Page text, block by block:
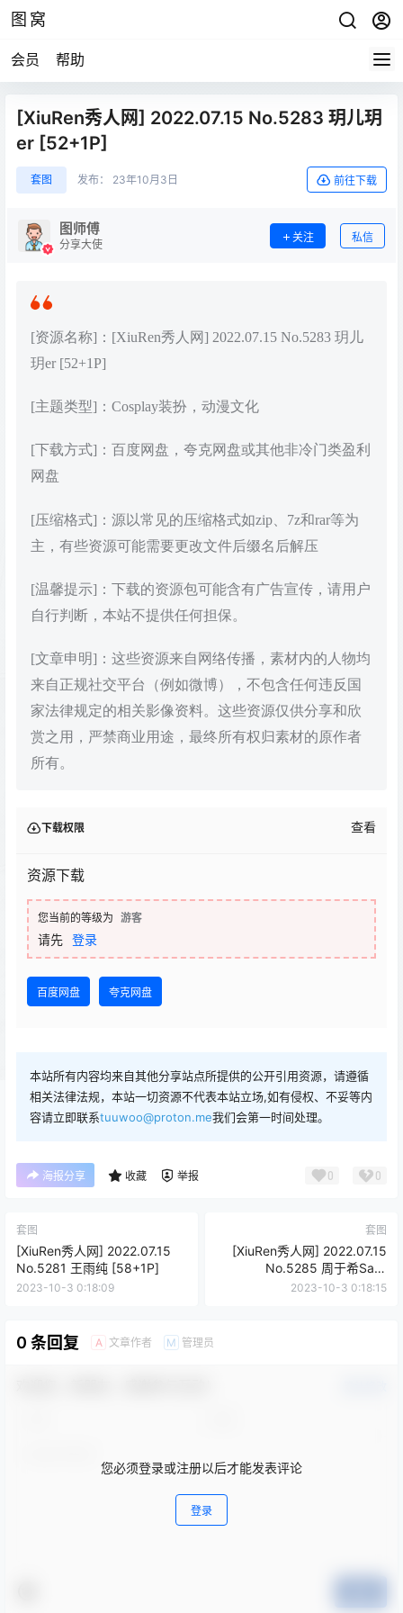
图窝
会员 帮助
[XiuRen秀人网] 2022.07.15 No.5283 玥儿玥
er [52+1P]
套图 发布： 23年10月3日 前往下载
图师傅
分享大使
关注 私信
[资源名称]：[XiuRen秀人网] 2022.07.15 No.5283 玥儿
玥er [52+1P]
[主题类型]：Cosplay装扮，动漫文化
[下载方式]：百度网盘，夸克网盘或其他非冷门类盈利
网盘
[压缩格式]：源以常见的压缩格式如zip、7z和rar等为
主，有些资源可能需要更改文件后缀名后解压
[温馨提示]：下载的资源包可能含有广告宣传，请用户
自行判断，本站不提供任何担保。
[文章申明]：这些资源来自网络传播，素材内的人物均
来自正规社交平台（例如微博），不包含任何违反国
家法律规定的相关影像资料。这些资源仅供分享和欣
赏之用，严禁商业用途，最终所有权归素材的原作者
所有。
下载权限 查看
资源下载
您当前的等级为 游客
请先 登录
百度网盘 夸克网盘
本站所有内容均来自其他分享站点所提供的公开引用资源，请遵循
相关法律法规，本站一切资源不代表本站立场,如有侵权、不妥等内
容请立即联系tuuwoo@proton.me我们会第一时间处理。
海报分享 收藏 举报 0 0
套图
[XiuRen秀人网] 2022.07.15
No.5281 王雨纯 [58+1P]
2023-10-3 0:18:09
套图
[XiuRen秀人网] 2022.07.15
No.5285 周于希Sally
[86+1P]
2023-10-3 0:18:15
0 条回复 A 文章作者 M 管理员
您必须登录或注册以后才能发表评论
登录